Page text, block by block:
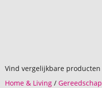
Vind vergelijkbare producten
Home & Living / Gereedschap